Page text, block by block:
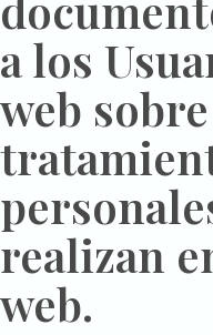
a los
web
realizan
web.